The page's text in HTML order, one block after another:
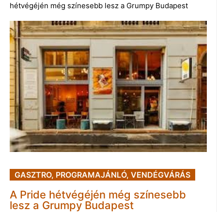
hétvégéjén még színesebb lesz a Grumpy Budapest
GASZTRO, PROGRAMAJÁNLÓ, VENDÉGVÁRÁS
A Pride hétvégéjén még színesebb
lesz a Grumpy Budapest